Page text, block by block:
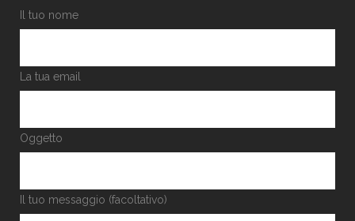
Il tuo nome
La tua email
Oggetto
Il tuo messaggio (facoltativo)